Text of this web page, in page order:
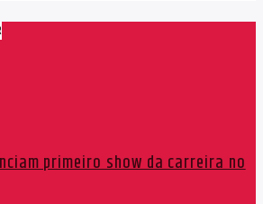
primeiro show da carreira no